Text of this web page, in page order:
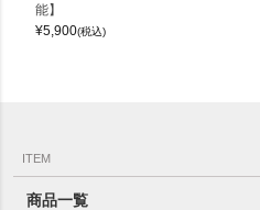
能】
¥5,900(税込)
ITEM
商品一覧